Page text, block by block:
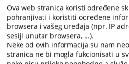
Jednakost stranaka -Stranke u
prava.
Neutralnost medijatora -Medijator
predrasuda u pogledu stranaka i predmeta
Ova web stranica koristi određene
pohranjivati i koristiti određene
browsera i vašeg uređaja (npr. IP
sesiji unutar browsera, ...).
Neke od ovih informacija su nam
stranica ne bi mogla fukcionisati u